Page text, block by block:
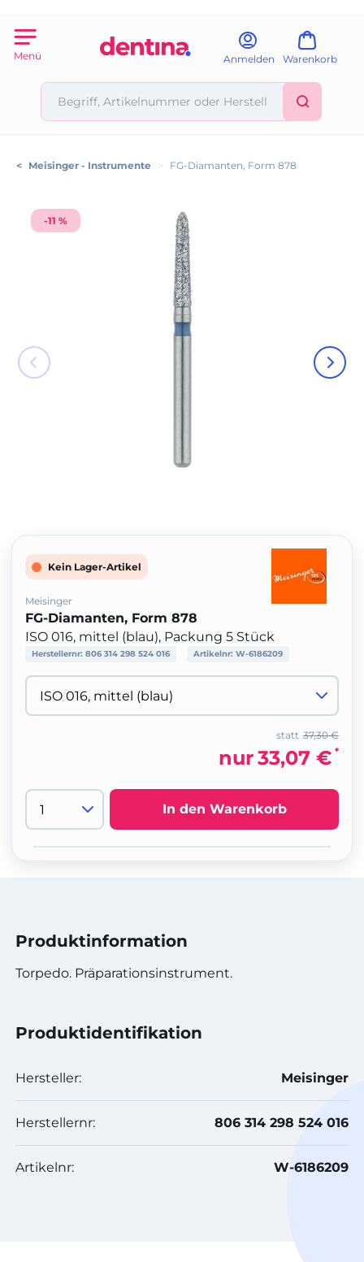
Menü Anmelden Warenkorb
< Meisinger - Instrumente > FG-Diamanten, Form 878
-11 %
Kein Lager-Artikel
Meisinger
FG-Diamanten, Form 878
ISO 016, mittel (blau), Packung 5 Stück
Herstellernr: 806 314 298 524 016 Artikelnr: W-6186209
37,30 €
statt
nur33,07 € *
In den Warenkorb
Produktinformation
Torpedo. Präparationsinstrument.
Produktidentifikation
Hersteller: Meisinger
Herstellernr: 806 314 298 524 016
Artikelnr: W-6186209